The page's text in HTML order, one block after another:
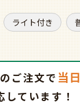
ライト付き
の ご注文で 当
ています！